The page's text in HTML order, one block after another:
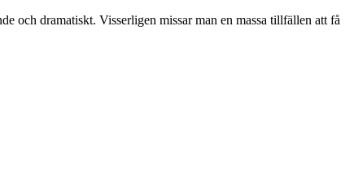
och dramatiskt. Visserligen missar man en massa tillfällen att få